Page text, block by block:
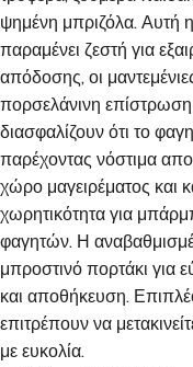
ψημένη μπριζόλα. Αυτή
παραμένει ζεστή για
απόδοσης, οι
πορσελάνινη επίστρωση
διασφαλίζουν ότι το
παρέχοντας νόστιμα
χώρο μαγειρέματος και
χωρητικότητα για
φαγητών. Η
μπροστινό πορτάκι για
και αποθήκευση.
επιτρέπουν να
με ευκολία.